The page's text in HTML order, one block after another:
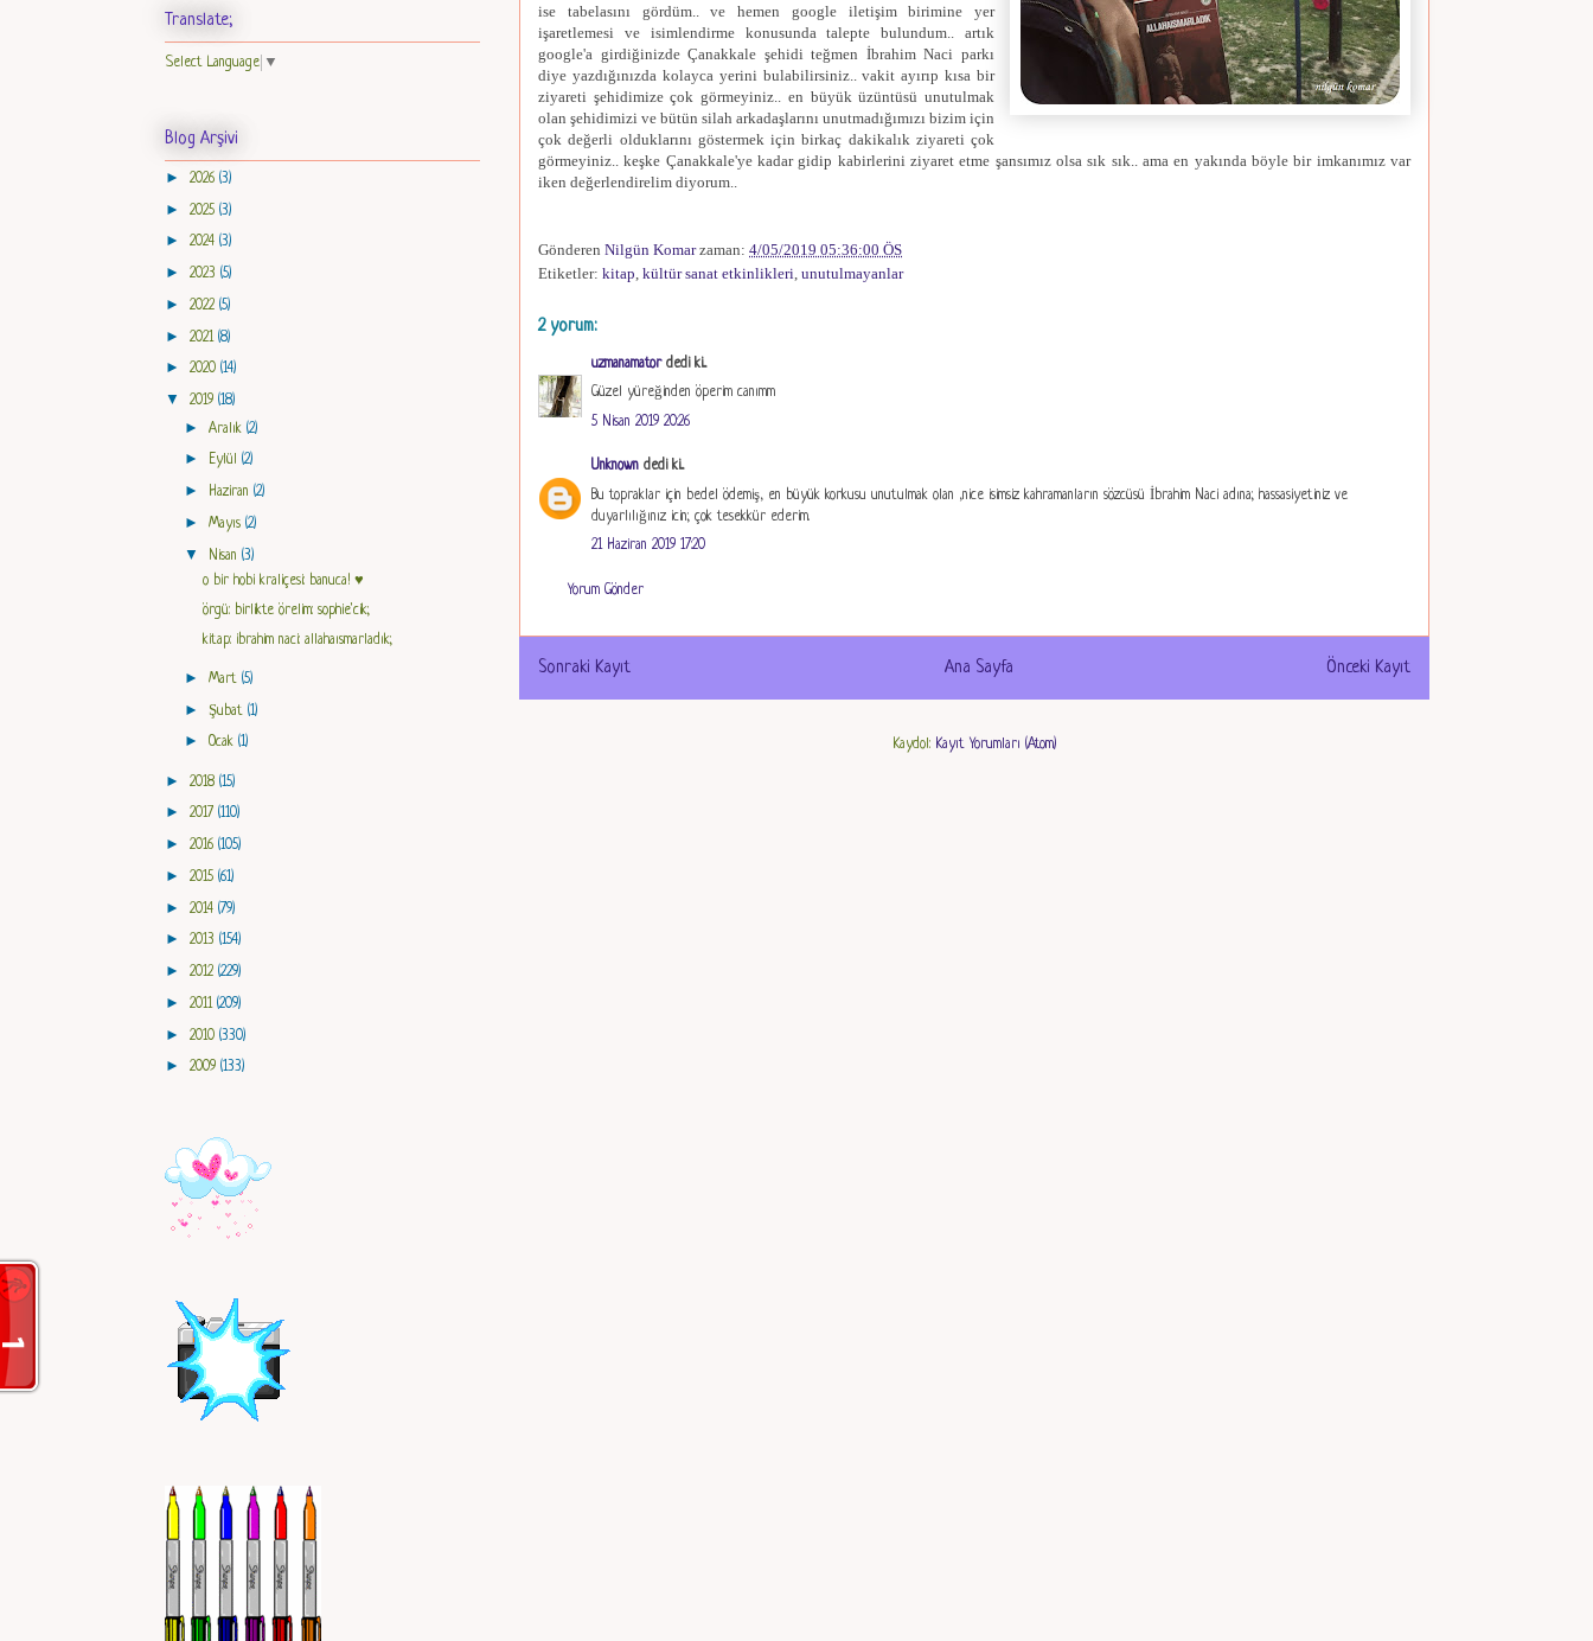
ise tabelasını gördüm.. ve hemen google iletişim birimine yer
işaretlemesi ve isimlendirme konusunda talepte bulundum.. artık
google'a girdiğinizde Çanakkale şehidi teğmen İbrahim Naci parkı
diye yazdığınızda kolayca yerini bulabilirsiniz.. vakit ayırıp kısa bir
ziyareti şehidimize çok görmeyiniz.. en büyük üzüntüsü unutulmak
olan şehidimizi ve bütün silah arkadaşlarını unutmadığımızı bizim için
çok değerli olduklarını göstermek için birkaç dakikalık ziyareti çok
görmeyiniz.. keşke Çanakkale'ye kadar gidip kabirlerini ziyaret etme şansımız olsa sık sık.. ama en yakında böyle bir imkanımız var
iken değerlendirelim diyorum..
Gönderen Nilgün Komar zaman: 4/05/2019 05:36:00 ÖS
Etiketler: kitap kültür sanat etkinlikleri unutulmayanlar
2 yorum:
uzmanamatordedi ki...
Güzel yüreğinden öperim canımm
5 Nisan 2019 20:26
Unknown dedi ki...
Bu topraklar için bedel ödemiş, en büyük korkusu unutulmak olan ,nice isimsiz kahramanların sözcüsü İbrahim Naci adına; hassasiyetiniz ve
duyarlılığınız icin; çok tesekkür ederim.
21 Haziran 2019 17:20
Yorum Gönder
Sonraki Kayıt Önceki Kayıt
Ana Sayfa
Kaydol: Kayıt Yorumları (Atom)
Translate;
Select Language ▼
Blog Arşivi
► 2026 (3)
► 2025 (3)
► 2024 (3)
► 2023 (5)
► 2022 (5)
► 2021 (8)
► 2020 (14)
▼ 2019 (18)
► Aralık (2)
► Eylül (2)
► Haziran (2)
► Mayıs (2)
▼ Nisan (3)
o bir hobi kraliçesi: banuca! ♥
örgü: birlikte örelim: sophie'cik;
kitap: ibrahim naci: allahaısmarladık;
► Mart (5)
► Şubat (1)
► Ocak (1)
► 2018 (15)
► 2017 (110)
► 2016 (105)
► 2015 (61)
► 2014 (79)
► 2013 (154)
► 2012 (229)
► 2011 (209)
► 2010 (330)
► 2009 (133)